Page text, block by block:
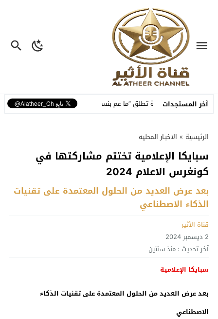
آخر المستجدات
نسمة تطلق “ما عم بنساك”.. أغنية مصوّرة تحوّل وجع الفراق إلى رسالة أمل
الرئيسية » الاخبـار المحليه
سبايكا الإعلامية تختتم مشاركتها في
كونغرس الاعلام 2024
بعد عرض العديد من الحلول المعتمدة على تقنيات
الذكاء الاصطناعي
قناة الأثير
2 ديسمبر 2024
آخر تحديث : منذ سنتين
سبايكا الإعلامية
بعد عرض العديد من الحلول المعتمدة على تقنيات الذكاء
الصطناعي